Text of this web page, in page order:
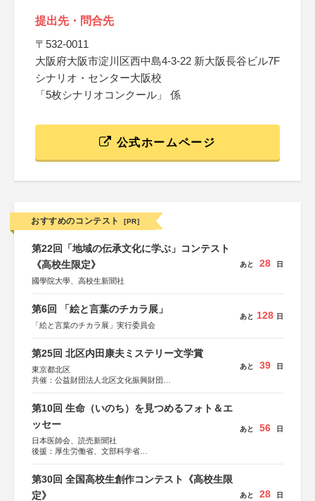
提出先・問合先
〒532-0011
大阪府大阪市淀川区西中島4-3-22 新大阪長谷ビル7F
シナリオ・センター大阪校
「5枚シナリオコンクール」 係
公式ホームページ
おすすめのコンテスト [PR]
第22回「地域の伝承文化に学ぶ」コンテスト
《高校生限定》
國學院大學、高校生新聞社
あと 28 日
第6回 「絵と言葉のチカラ展」
「絵と言葉のチカラ展」実行委員会
あと 128 日
第25回 北区内田康夫ミステリー文学賞
東京都北区
共催：公益財団法人北区文化振興財団
協賛：株式会社実業之日本社
あと 39 日
第10回 生命（いのち）を見つめるフォト＆エ
ッセー
日本医師会、読売新聞社
後援：厚生労働省、文部科学省
しん生命保険株式会社
あと 56 日
第30回 全国高校生創作コンテスト《高校生限
定》
あと 28 日